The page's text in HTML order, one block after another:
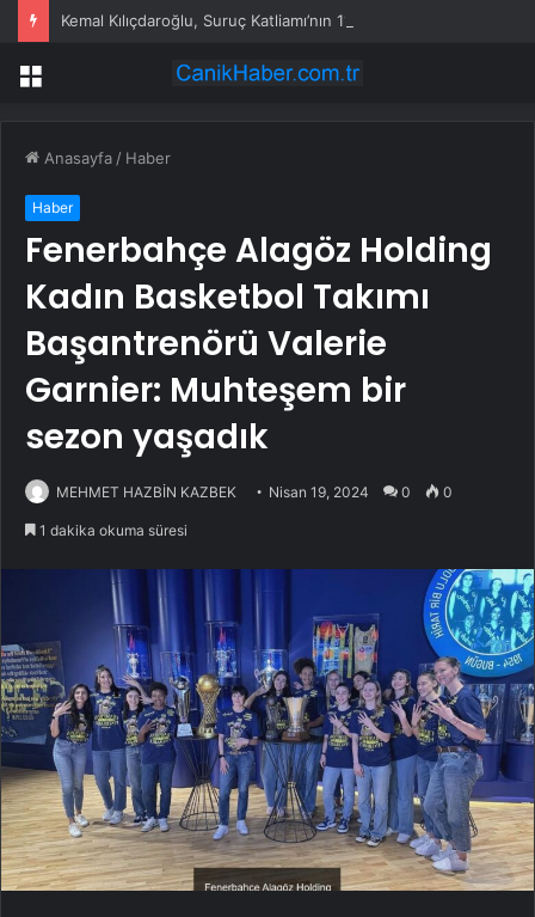
Menü
Anasayfa / Haber
Haber
Fenerbahçe Alagöz Holding
Kadın Basketbol Takımı
Başantrenörü Valerie
Garnier: Muhteşem bir
sezon yaşadık
MEHMET HAZBİN KAZBEK Nisan 19, 2024 0 0
1 dakika okuma süresi